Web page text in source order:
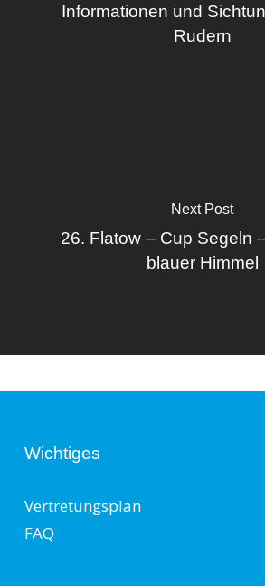
Informationen und
Rudern
Next Post
26. Flatow – Cup Segeln
blauer Himmel
Wichtiges
Vertretungsplan
FAQ